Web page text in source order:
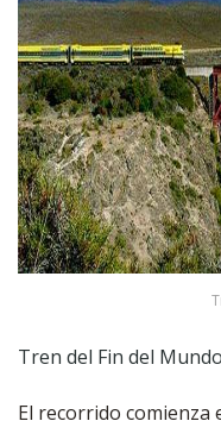
Tren del Fin del Mundo
El recorrido comienza